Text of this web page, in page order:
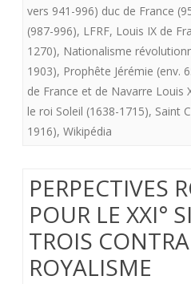
vers 941-996) duc de France
(987-996), LFRF, Louis IX de
1270), Nationalisme
1903), Prophête Jérémie (env.
de France et de Navarre Louis
le roi Soleil (1638-1715), Saint
1916), Wikipédia
PERPECTIVES
POUR LE XXI°
TROIS
ROYALISME